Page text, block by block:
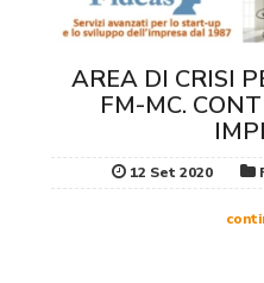
AREA DI CRISI
FM-MC.
12 Set 2020